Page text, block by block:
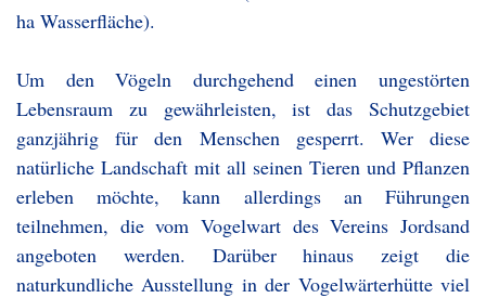
ha Wasserfläche).
Um den Vögeln durchgehend einen ungestörten
Lebensraum zu gewährleisten, ist das Schutzgebiet
ganzjährig für den Menschen gesperrt. Wer diese
natürliche Landschaft mit all seinen Tieren und Pflanzen
erleben möchte, kann allerdings an Führungen
teilnehmen, die vom Vogelwart des Vereins Jordsand
angeboten werden. Darüber hinaus zeigt die
naturkundliche Ausstellung in der Vogelwärterhütte viel